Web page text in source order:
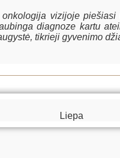
vizijoje piešiasi
diagnoze kartu
tikrieji gyvenimo
Liepa